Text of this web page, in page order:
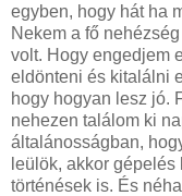
egyben, hogy hát ha
Nekem a fő
volt. Hogy engedjem
eldönteni és kitalálni
hogy hogyan lesz jó.
nehezen találom ki
általánosságban,
leülök, akkor
történések is. És